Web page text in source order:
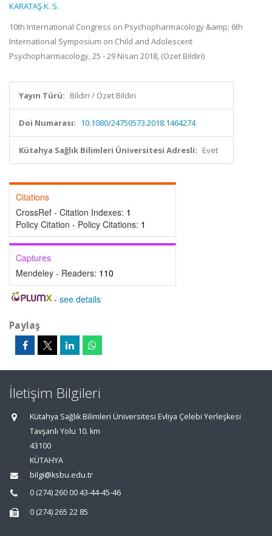
KARATAŞ K. S.
10th International Congress on Psychopharmacology &amp; 6th
International Symposium on Child and Adolescent
Psychopharmacology, 25 - 29 Nisan 2018, (Özet Bildiri)
Yayın Türü: Bildiri / Özet Bildiri
Doi Numarası: 10.1080/24750573.2018.1464274
Kütahya Sağlık Bilimleri Üniversitesi Adresli: Evet
Citations
CrossRef - Citation Indexes: 1
Policy Citation - Policy Citations: 1
Captures
Mendeley - Readers: 110
- see details
Paylaş
İletişim Bilgileri
Kütahya Sağlık Bilimleri Üniversitesi Evliya Çelebi Yerleşkesi
Tavşanlı Yolu 10. km
43100
KÜTAHYA
bilgi@ksbu.edu.tr
0 (274) 260 00 43-44-45-46
0 (274) 265 22 85